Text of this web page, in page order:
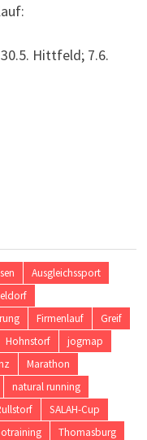
Hittfeld; 7.6.
Ausgleichssport
Firmenlauf
Greif
Hohnstorf
jogmap
Marathon
natural running
SALAH-Cup
Thomasburg